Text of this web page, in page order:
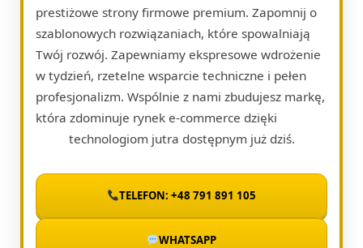
prestiżowe strony firmowe premium. Zapomnij o
szablonowych rozwiązaniach, które spowalniają
Twój rozwój. Zapewniamy ekspresowe wdrożenie
w tydzień, rzetelne wsparcie techniczne i pełen
profesjonalizm. Wspólnie z nami zbudujesz markę,
która zdominuje rynek e-commerce dzięki
technologiom jutra dostępnym już dziś.
TELEFON: +48 791 891 105
WHATSAPP